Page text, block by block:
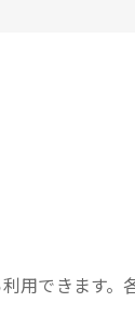
用できます。